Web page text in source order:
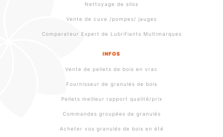
Nettoyage de silos
Vente de cuve /pompes/ jauges
Comparateur Expert de Lubrifiants Multimarques
INFOS
Vente de pellets de bois en vrac
Fournisseur de granulés de bois
Pellets meilleur rapport qualité/prix
Commandes groupées de granulés
Acheter vos granulés de bois en été